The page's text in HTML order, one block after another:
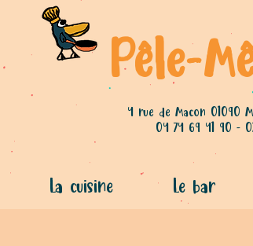
Pêle-
4 rue de Macon 01090
04 74 69 41 90 -
La cuisine Le bar